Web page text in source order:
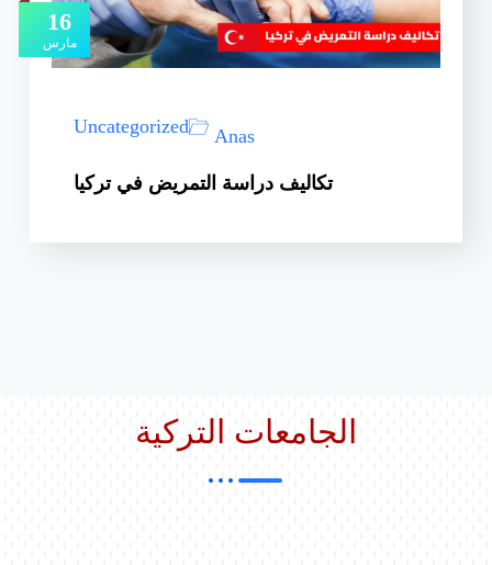
16
مارس
Anas
Uncategorized
تكاليف دراسة التمريض في تركيا
الجامعات التركية